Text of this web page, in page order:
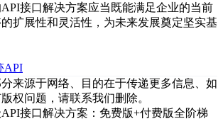
接口解决方案应当既能满足企业的当前
扩展性和灵活性，为未来发展奠定坚实基
API
来源于网络、目的在于传递更多信息、如
权问题，请联系我们删除。
接口解决方案：免费版+付费版全阶梯